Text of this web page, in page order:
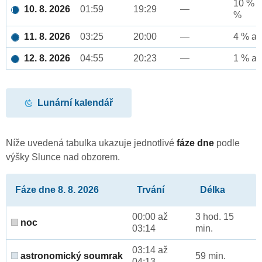
10. 8. 2026 01:59 19:29 —
10 %
%
11. 8. 2026 03:25 20:00 — 4 %
12. 8. 2026 04:55 20:23 — 1 %
Lunární kalendář
Níže uvedená tabulka ukazuje jednotlivé fáze dne podle
výšky Slunce nad obzorem.
Fáze dne 8. 8. 2026 Trvání Délka
noc
00:00 až
03:14
3 hod. 15
min.
astronomický soumrak
03:14 až
59 min.